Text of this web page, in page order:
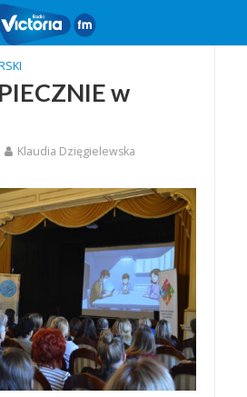
w
Klaudia Dzięgielewska